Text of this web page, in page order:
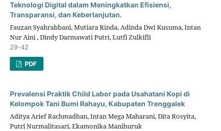
Teknologi Digital dalam Meningkatkan Efisiensi,
Transparansi, dan Keberlanjutan.
Fauzan Syahrabbani, Mutiara Rinda, Adinda Dwi Kusuma, Intan
Nur Aini , Dindy Darmawati Putri, Lutfi Zulkifli
29-42
PDF
Prevalensi Praktik Child Labor pada Usahatani Kopi di
Kelompok Tani Bumi Rahayu, Kabupaten Trenggalek
Aditya Arief Rachmadhan, Intan Mega Maharani, Dita Rosyita,
Putri Nurmalitasari, Ekamonika Manihuruk